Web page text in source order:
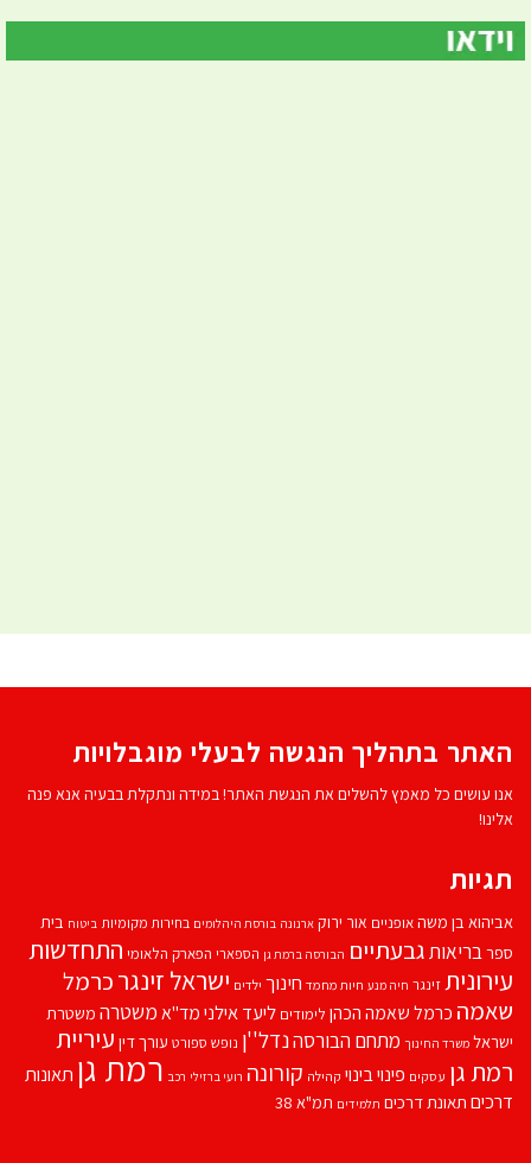
האתר בתהליך הנגשה לבעלי מוגבלויות
אנו עושים כל מאמץ להשלים את הנגשת האתר! במידה ונתקלת בבעיה אנא פנה
אלינו!
תגיות
אביהוא בן משהאופניים אור ירוק ארנונה בורסת היהלומים בחירות מקומיות ביטוח בית
ספרבריאותגבעתיים הבורסה ברמת גן הספארי הפארק הלאומי התחדשות
עירוניתזינגר חיה מנע חיות מחמד חינוך ילדים ישראל זינגרכרמל
שאמה כרמל שאמה הכהן לימודים ליעד אילנימד''אמשטרה משטרת
ישראל משרד החינוך מתחם הבורסהנדל''ן נופש ספורט עורך דין עיריית
רמת גן עסקים פינוי בינוי קהילה קורונה רועי ברזילי רכב רמת גן תאונות
דרכים תאונת דרכים תלמידים תמ"א 38